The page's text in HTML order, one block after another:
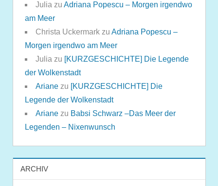
Julia zu Adriana Popescu – Morgen irgendwo
am Meer
Christa Uckermarkzu Adriana Popescu –
Morgen irgendwo am Meer
Julia zu [KURZGESCHICHTE] Die Legende
der Wolkenstadt
Arianezu [KURZGESCHICHTE] Die
Legende der Wolkenstadt
Arianezu Babsi Schwarz –Das Meer der
Legenden – Nixenwunsch
ARCHIV